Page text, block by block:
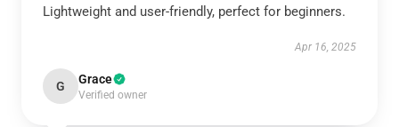
Lightweight and user-friendly, perfect for beginners.
Apr 16, 2025
G Grace
Verified owner